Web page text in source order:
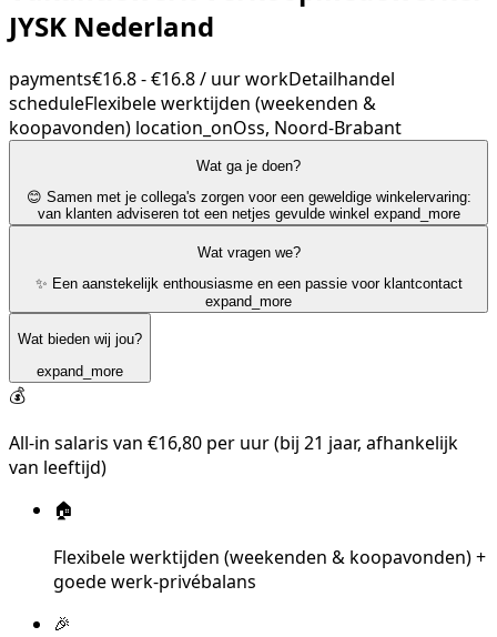
JYSK Nederland
payments€16.8 - €16.8 / uurworkDetailhandel
scheduleFlexibele werktijden (weekenden &
koopavonden) location_onOss, Noord-Brabant
Wat ga je doen?
😊 Samen met je collega's zorgen voor een geweldige winkelervaring:
van klanten adviseren tot een netjes gevulde winkel expand_more
Wat vragen we?
✨ Een aanstekelijk enthousiasme en een passie voor klantcontact
expand_more
Wat bieden wij jou?
expand_more
💰
All-in salaris van €16,80 per uur (bij 21 jaar, afhankelijk
van leeftijd)
🏠
Flexibele werktijden (weekenden & koopavonden) +
goede werk-privébalans
🎉